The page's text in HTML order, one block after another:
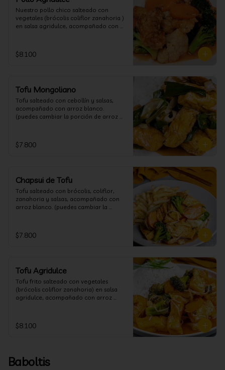
Nuestro pollo chico salteado con
vegetales (brócolis coliflor zanahoria )
en salsa agridulce, acompañado con
fritas o fideos)
$8.100
Tofu Mongoliano
Tofu salteado con cebollín y salsas,
acompañado con arroz blanco.
(puedes cambiar la porción de arroz
$7.800
Chapsui de Tofu
Tofu salteado con brócolis, coliflor,
zanahoria y salsas, acompañado con
arroz blanco. (puedes cambiar la
$7.800
Tofu Agridulce
Tofu frito salteado con vegetales
(brócolis coliflor zanahoria) en salsa
agridulce, acompañado con arroz
$8.100
Baboltis